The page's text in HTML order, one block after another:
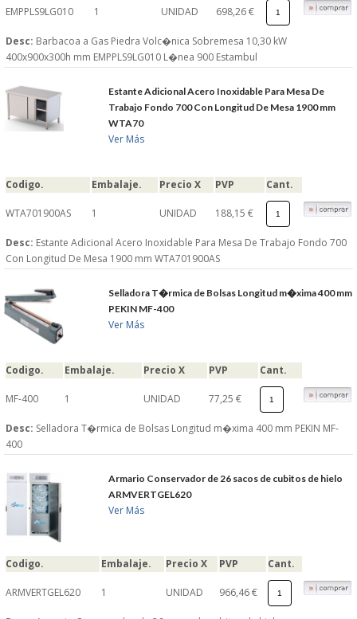
TWITTER
© 2026 SUMINISTROSCEM
EMPPLS9LG010 1 UNIDAD 698,26 €
Desc: Barbacoa a Gas Piedra Volc�nica Sobremesa 10,30 kW
400x900x300h mm EMPPLS9LG010 L�nea 900 Estambul
Estante Adicional Acero Inoxidable Para Mesa De
Trabajo Fondo 700 Con Longitud De Mesa 1900 mm
WTA70
Ver Más
Codigo. Embalaje. Precio X PVP Cant.
WTA701900AS 1 UNIDAD 188,15 €
Desc: Estante Adicional Acero Inoxidable Para Mesa De Trabajo Fondo 700
Con Longitud De Mesa 1900 mm WTA701900AS
Selladora T�rmica de Bolsas Longitud m�xima 400 mm
PEKIN MF-400
Ver Más
Codigo. Embalaje. Precio X PVP Cant.
MF-400 1 UNIDAD 77,25 €
Desc: Selladora T�rmica de Bolsas Longitud m�xima 400 mm PEKIN MF-
400
Armario Conservador de 26 sacos de cubitos de hielo
ARMVERTGEL620
Ver Más
Codigo. Embalaje. Precio X PVP Cant.
ARMVERTGEL620 1 UNIDAD 966,46 €